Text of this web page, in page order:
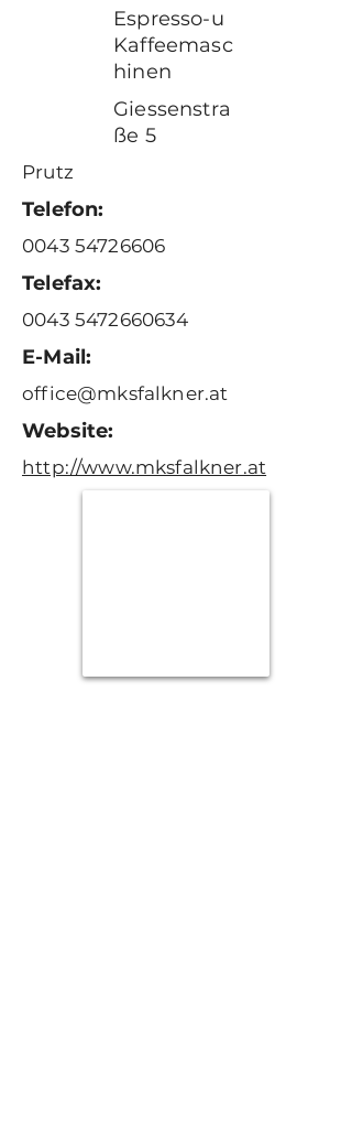
Espresso-u
Kaffeemasc
hinen
Giessenstra
ße 5
Prutz
Telefon:
0043 54726606
Telefax:
0043 5472660634
E-Mail:
office@mksfalkner.at
Website:
http://www.mksfalkner.at